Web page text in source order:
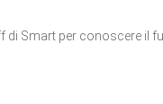
Smart per conoscere il